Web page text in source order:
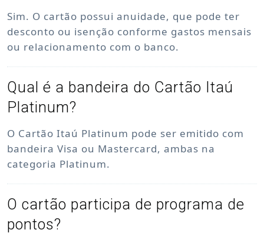
Sim. O cartão possui anuidade, que pode ter
desconto ou isenção conforme gastos mensais
ou relacionamento com o banco.
Qual é a bandeira do Cartão Itaú
Platinum?
O Cartão Itaú Platinum pode ser emitido com
bandeira Visa ou Mastercard, ambas na
categoria Platinum.
O cartão participa de programa de
pontos?